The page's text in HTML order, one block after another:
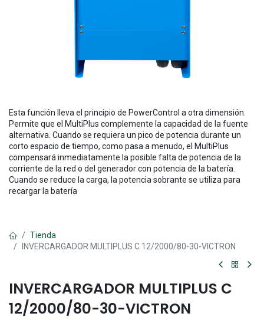
Esta función lleva el principio de PowerControl a otra dimensión.
Permite que el MultiPlus complemente la capacidad de la fuente
alternativa. Cuando se requiera un pico de potencia durante un
corto espacio de tiempo, como pasa a menudo, el MultiPlus
compensará inmediatamente la posible falta de potencia de la
corriente de la red o del generador con potencia de la batería.
Cuando se reduce la carga, la potencia sobrante se utiliza para
recargar la batería
Tienda
INVERCARGADOR MULTIPLUS C 12/2000/80-30-VICTRON
INVERCARGADOR MULTIPLUS C
12/2000/80-30-VICTRON